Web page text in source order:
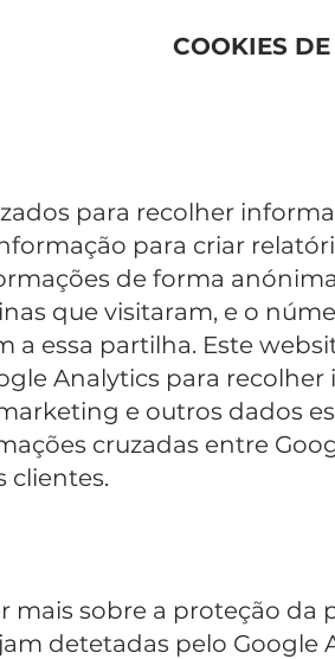
COOKIES
para recolher
para criar
de forma
que visitaram, e o
a essa partilha. Este
Analytics para
e outros dados
cruzadas entre
clientes.
mais sobre a proteção da
detetadas pelo Google